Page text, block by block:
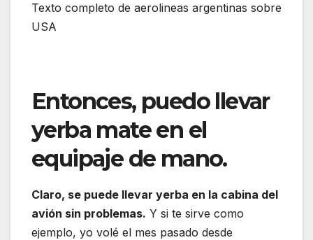
Texto completo de aerolineas argentinas sobre
USA
Entonces, puedo llevar
yerba mate en el
equipaje de mano.
Claro, se puede llevar yerba en la cabina del
avión sin problemas. Y si te sirve como
ejemplo, yo volé el mes pasado desde